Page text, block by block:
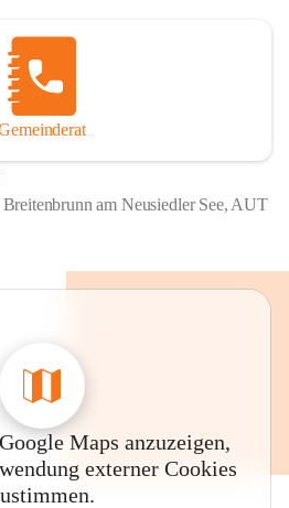
Breitenbrunn am Neusiedler See, AUT
Maps anzuzeigen,
externer Cookies